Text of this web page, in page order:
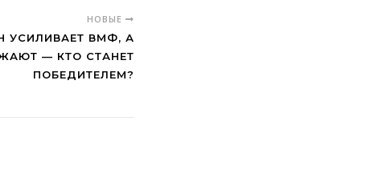
НОВЫЕ
УСИЛИВАЕТ ВМФ, А
— КТО СТАНЕТ
ПОБЕДИТЕЛЕМ?